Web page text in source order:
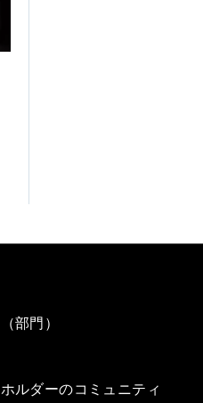
部門）
ルダーのコミュニティ